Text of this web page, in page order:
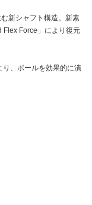
新シャフト構造。新素
Flex Force」により復元
り、ボールを効果的に潰